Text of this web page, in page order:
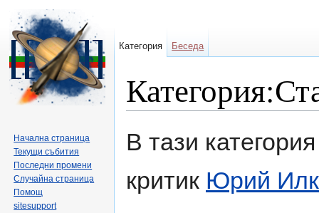
В тази
критик Юрий
Категория Беседа
Начална страница
Текущи събития
Последни промени
Случайна страница
Помощ
sitesupport